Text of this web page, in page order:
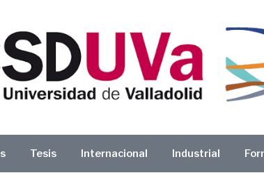
Tesis Internacional Industrial